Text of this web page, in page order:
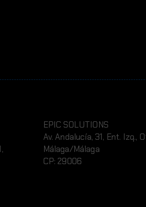
EPIC SOLUTIONS
Av. Andalucía, 31, Ent. Izq.,
Málaga/Málaga
CP: 29006